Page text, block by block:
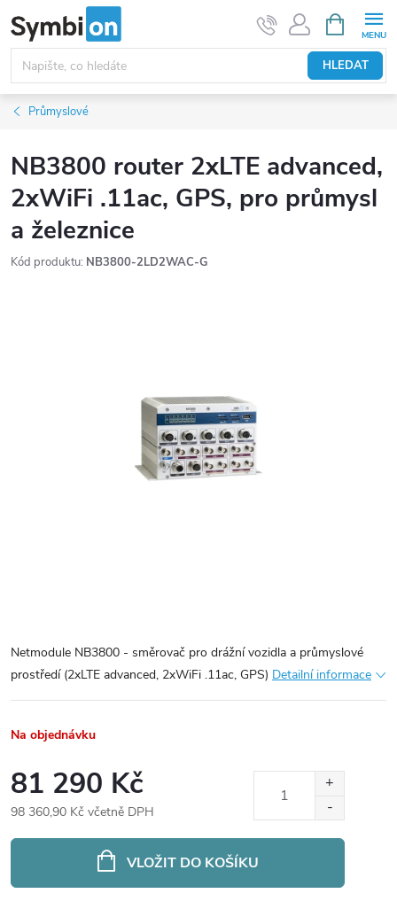
na
obsah
HLEDAT
NÁKUPNÍ
KOŠÍK
Průmyslové
NB3800 router 2xLTE advanced,
2xWiFi .11ac, GPS, pro průmysl
a železnice
Kód produktu: NB3800-2LD2WAC-G
Netmodule NB3800 - směrovač pro drážní vozidla a průmyslové
prostředí (2xLTE advanced, 2xWiFi .11ac, GPS) Detailní informace
Na objednávku
81 290 Kč
98 360,90 Kč včetně DPH
VLOŽIT DO KOŠÍKU